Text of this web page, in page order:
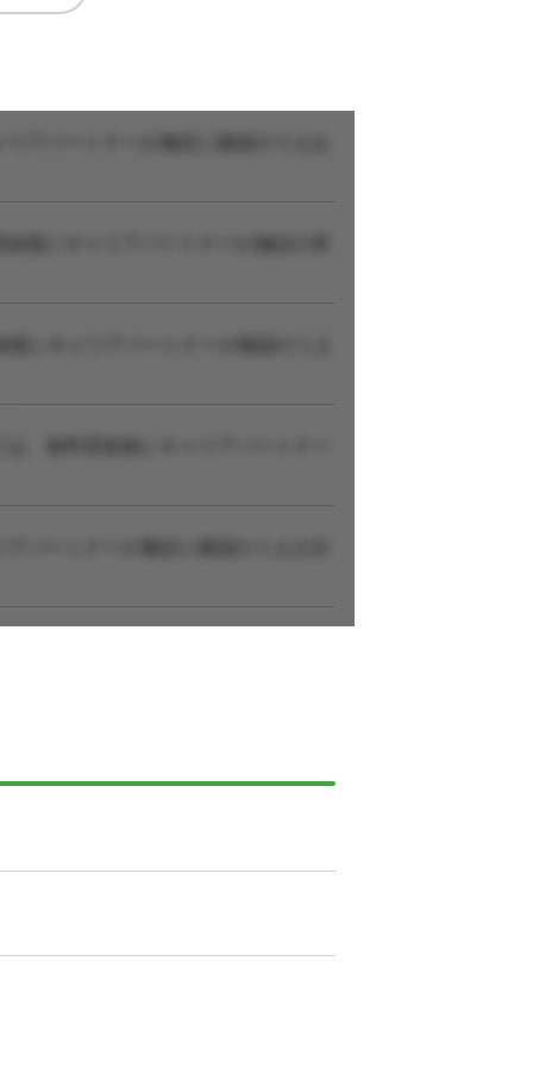
アパートナーが施設に確認のうえお
後にキャリアパートナーが施設の実
にキャリアパートナーが確認のうえ
パートナーが施設に確認のうえお伝